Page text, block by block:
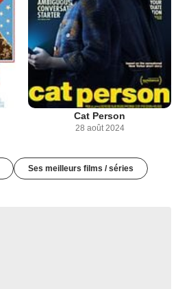
Cat Person
28 août 2024
Ses meilleurs films / séries